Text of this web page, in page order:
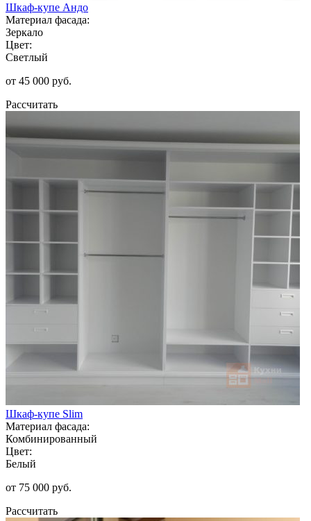
Шкаф-купе Андо
Материал фасада:
Зеркало
Цвет:
Светлый
от 45 000 руб.
Рассчитать
Шкаф-купе Slim
Материал фасада:
Комбинированный
Цвет:
Белый
от 75 000 руб.
Рассчитать